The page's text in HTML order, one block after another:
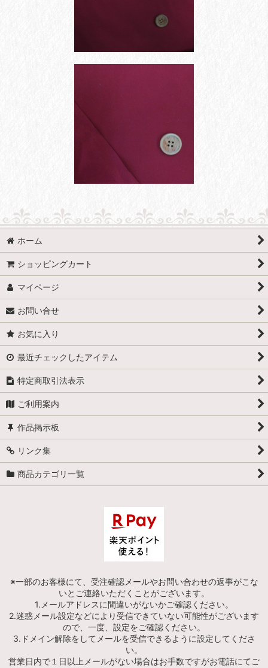
ホーム
ショッピングカート
マイページ
お問い合せ
お気に入り
最近チェックしたアイテム
特定商取引法表示
ご利用案内
作品掲示板
リンク集
商品カテゴリ一覧
※一部のお客様にて、受注確認メールやお問い合わせの返事がこな
いとご連絡いただくことがございます。
1.メールアドレスに間違いがないかご確認ください。
2.迷惑メール設定などにより受信できていない可能性がございます
ので、一度、設定をご確認ください。
3.ドメイン解除をしてメールを受信できるように設定してくださ
い。
営業日内で１日以上メールがない場合はお手数ですがお電話にてご